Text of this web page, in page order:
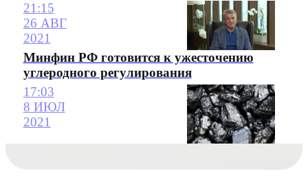
21:15
26 АВГ
2021
Минфин РФ готовится к ужесточению
углеродного регулирования
17:03
8 ИЮЛ
2021